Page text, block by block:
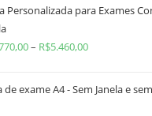
Personalizada para Exames
– R$5.460,00
de exame A4 - Sem Janela e